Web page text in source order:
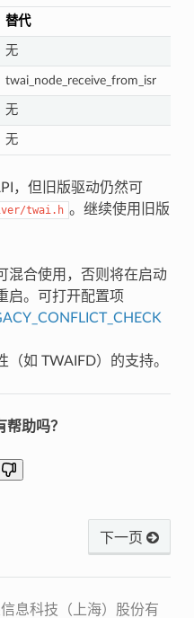
替代
无
twai_node_receive_from_isr
无
无
，但旧版驱动仍然可
twai.h 。继续使用旧版
混合使用，否则将在启动
启。可打开配置项
（如 TWAIFD）的支持。
帮助吗？
下一页
息科技（上海）股份有